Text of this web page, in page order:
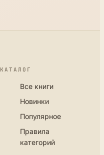
КАТАЛОГ
Все книги
Новинки
Популярное
Правила
категорий